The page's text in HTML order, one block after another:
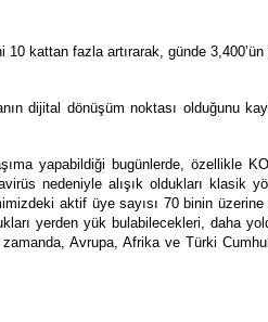
kattan fazla artırarak, günde
dijital dönüşüm noktası olduğunu
yapabildiği bugünlerde, özellikle
nedeniyle alışık oldukları klasik
aktif üye sayısı 70 binin üzerine
yerden yük bulabilecekleri, daha
Avrupa, Afrika ve Türki